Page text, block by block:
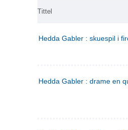
Tittel
Hedda Gabler : skuespil i
Hedda Gabler : drame en